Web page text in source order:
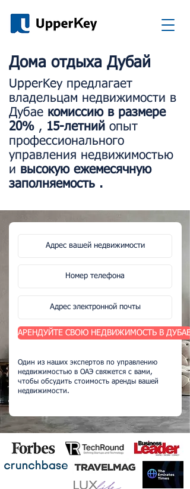
Дома отдыха Дубай
UpperKey предлагает
владельцам недвижимости в
Дубае комиссию в размере
20% , 15-летний опыт
профессионального
управления недвижимостью
и высокую ежемесячную
заполняемость .
АРЕНДУЙТЕ СВОЮ НЕДВИЖИМОСТЬ В ДУБАЕ
Один из наших экспертов по управлению
недвижимостью в ОАЭ свяжется с вами,
чтобы обсудить стоимость аренды вашей
недвижимости.